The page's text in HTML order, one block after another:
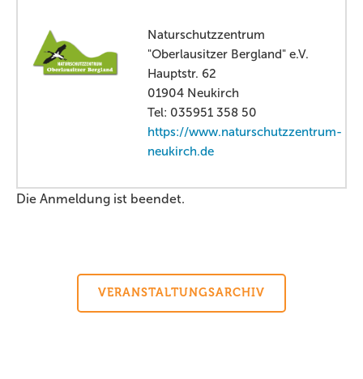
Naturschutzzentrum
"Oberlausitzer Bergland" e.V.
Hauptstr. 62
01904 Neukirch
Tel: 035951 358 50
https://www.naturschutzzentrum-
neukirch.de
Die Anmeldung ist beendet.
VERANSTALTUNGSARCHIV